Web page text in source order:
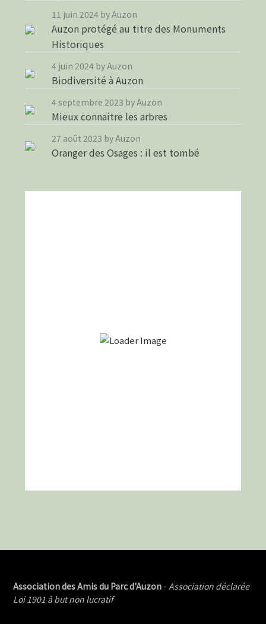
11 juin 2024 by Auzon
Auzon protégé au titre des Monuments
Historiques
4 juin 2024 by Auzon
Biodiversité à Auzon
4 septembre 2023 by Auzon
Mieux connaitre les arbres
27 août 2023 by Auzon
Oranger des Osages : il est tombé
Association des Amis du Parc d'Auzon - Association déclarée
Loi 1901 à but non lucratif